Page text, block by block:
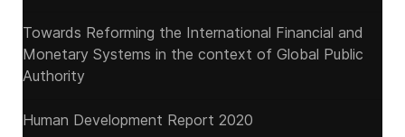
Towards Reforming the International Financial and
Monetary Systems in the context of Global Public
Authority
Human Development Report 2020